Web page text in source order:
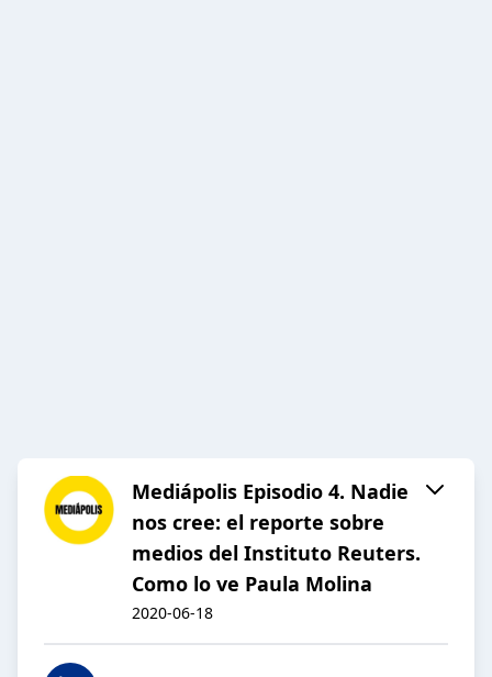
Mediápolis Episodio 4. Nadie
nos cree: el reporte sobre
medios del Instituto Reuters.
Como lo ve Paula Molina
2020-06-18